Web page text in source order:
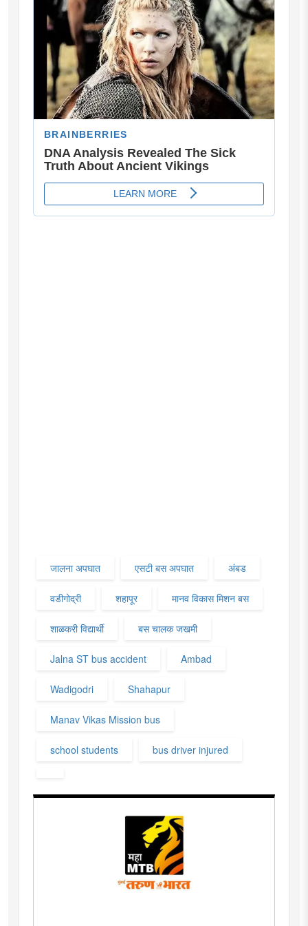
जालना अपघात एसटी बस अपघात अंबड
वडीगोद्री शहापूर मानव विकास मिशन बस
शाळकरी विद्यार्थी बस चालक जखमी
Jalna ST bus accident Ambad
Wadigodri Shahapur
Manav Vikas Mission bus
school students bus driver injured